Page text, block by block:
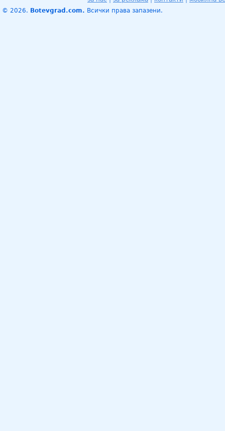
© 2026. Botevgrad.com. Всички права запазени.